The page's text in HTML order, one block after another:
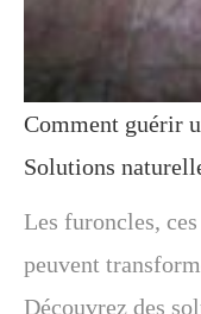
Comment guérir
Solutions
Les furoncles,
peuvent
Découvrez des